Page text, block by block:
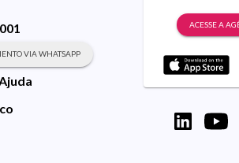
VIA WHATSAPP
ACESSE A